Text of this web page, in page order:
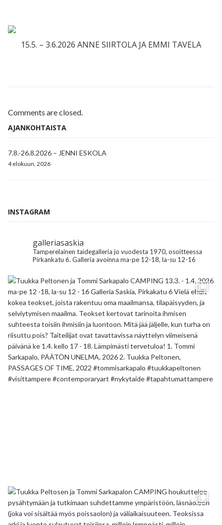
15.5. – 3.6.2026 ANNE SIIRTOLA JA EMMI TAVELA
Comments are closed.
AJANKOHTAISTA
7.8.-26.8.2026 – JENNI ESKOLA
4 elokuun, 2026
INSTAGRAM
galleriasaskia
Tamperelainen taidegalleria jo vuodesta 1970, osoitteessa
Pirkankatu 6. Galleria avoinna ma-pe 12-18, la-su 12-16